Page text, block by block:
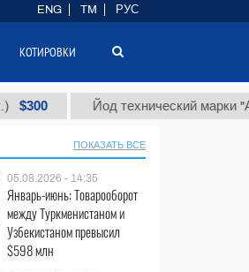
Йод технический марки "А" (т.)
ПОКАЗАТЬ ВСЕ
05.08.2026 - 14:35
Январь-июнь: Товарооборот
между Туркменистаном и
Узбекистаном превысил
$598 млн
ENG TM РУС
КОТИРОВКИ